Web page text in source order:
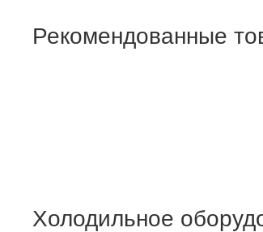
Рекомендованные
Холодильное